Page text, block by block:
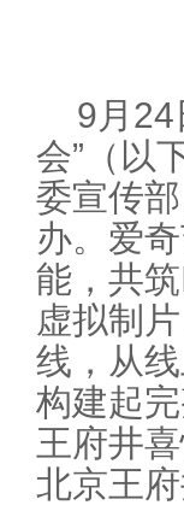
9月24
会”（以
委宣传
办。爱
能，共
虚拟制
线，从
构建起
王府井
北京王府